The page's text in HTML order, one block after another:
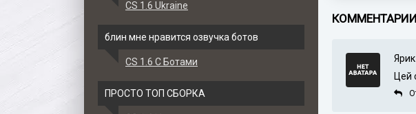
КОММЕНТАРИИ
Ярик
Цей
CS 1.6 Ukraine
блин мне нравится озвучка ботов
CS 1.6 С Ботами
ПРОСТО ТОП СБОРКА